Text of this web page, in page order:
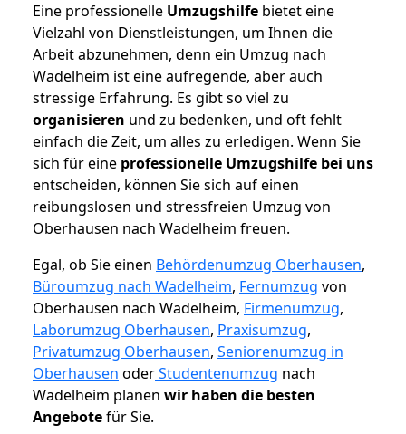
Eine professionelle Umzugshilfe bietet eine
Vielzahl von Dienstleistungen, um Ihnen die
Arbeit abzunehmen, denn ein Umzug nach
Wadelheim ist eine aufregende, aber auch
stressige Erfahrung. Es gibt so viel zu
organisieren und zu bedenken, und oft fehlt
einfach die Zeit, um alles zu erledigen. Wenn Sie
sich für eine professionelle Umzugshilfe bei uns
entscheiden, können Sie sich auf einen
reibungslosen und stressfreien Umzug von
Oberhausen nach Wadelheim freuen.
Egal, ob Sie einen Behördenumzug Oberhausen,
Büroumzug nach Wadelheim, Fernumzug von
Oberhausen nach Wadelheim, Firmenumzug,
Laborumzug Oberhausen, Praxisumzug,
Privatumzug Oberhausen, Seniorenumzug in
Oberhausen oderStudentenumzug nach
Wadelheim planen wir haben die besten
Angebotefür Sie.